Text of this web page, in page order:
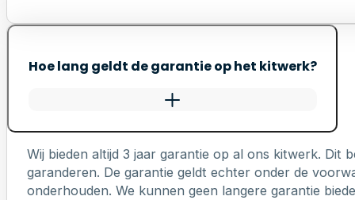
Hoe lang geldt de garantie op het kitwerk?
Wij bieden altijd 3 jaar garantie op al ons kitwerk. Dit
garanderen. De garantie geldt echter onder de
onderhouden. We kunnen geen langere garantie